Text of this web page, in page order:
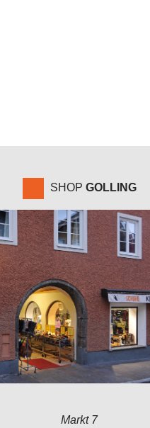
SHOP GOLLING
Markt 7